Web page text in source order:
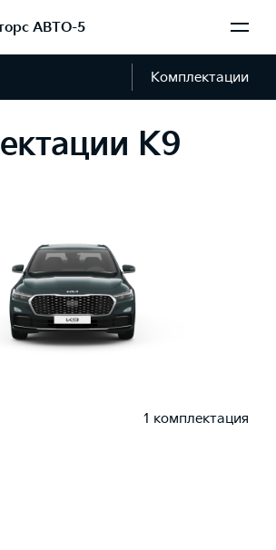
АВТО-5
Комплектации
K9
1 комплектация